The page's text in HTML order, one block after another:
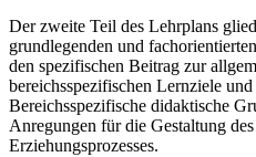
Der zweite Teil des Lehrplans
grundlegenden und
den spezifischen Beitrag zur
bereichsspezifischen Lernziele
Bereichsspezifische didaktische
Anregungen für die Gestaltung
Erziehungsprozesses.